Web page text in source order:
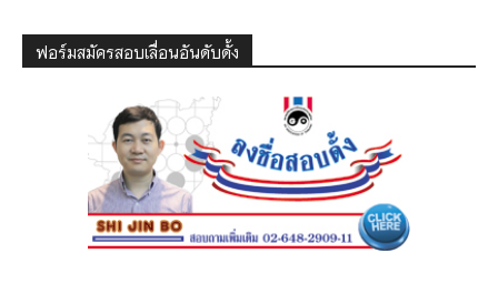
ฟอร์มสมัครสอบเลื่อนอันดับดั้ง